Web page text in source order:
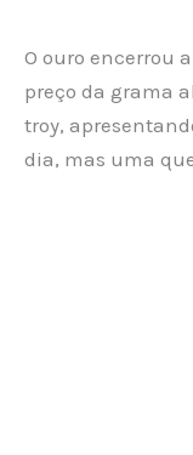
O ouro encerrou
preço da grama
troy,
dia, mas uma